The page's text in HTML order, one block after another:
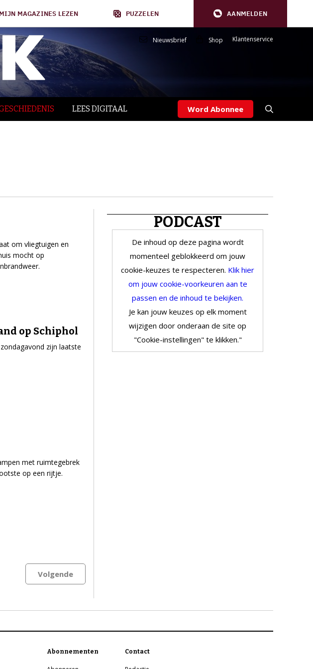
MIJN MAGAZINES LEZEN PUZZELEN AANMELDEN
Nieuwsbrief Shop Klantenservice
LEES DIGITAAL Word Abonnee
om vliegtuigen en
mocht op
op Schiphol
zijn laatste
met ruimtegebrek
op een rijtje.
Volgende
PODCAST
De inhoud op deze pagina wordt
momenteel geblokkeerd om jouw
cookie-keuzes te respecteren. Klik hier
om jouw cookie-voorkeuren aan te
passen en de inhoud te bekijken.
Je kan jouw keuzes op elk moment
wijzigen door onderaan de site op
"Cookie-instellingen" te klikken."
Abonnementen Contact